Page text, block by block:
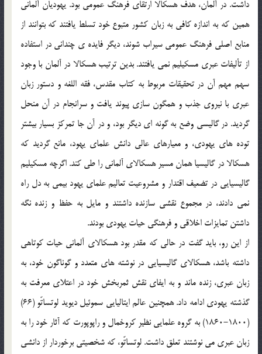
داشت. در آلمان، هدف هسكالا ارتقاي فرهنگ عمومي بود. يهوديان آلماني
همين كه به اندازه كافي به زبان كشور متبوع خود تسلط يافتند كه بتوانند از
منابع اصلي فرهنگ عمومي سيراب شوند، ديگر فايده ي چنداني در استفاده
از تأليفات عبري مسكيليم نمي يافتند. بدين ترتيب هسكالا در آلمان با وجود
سهم مهم آن در تحقيقات مربوط به كتاب مقدس، فقه اللغه و دستور زبان
عبري با نيروي جذب و همگون سازي پيوند يافت و سرانجام در آن منحل
گرديد. در گاليسي وضع به گونه اي ديگر بود، و در آن جا تمركز بسيار بيشتر
توده هاي يهودي، و معيارهاي عالي دانش علماي يهود، مانع گرديد كه
هسكالا در گاليسيا همان مسير هسكالاي آلماني را طي كند. اگرچه مسكيليم
گاليسيايي در تضعيف اقتدار و مشروعيت تعاليم علماي يهود بيمي به دل راه
نمي دادند، در مجموع نقشي سازنده داشتند و مايل به حفظ و زنده نگه
داشتن تمايزات اخلاقي و فرهنگي حيات يهودي بودند.
از اين رو، بايد گفت در حالي كه مقدر بود هسكالاي آلماني حيات كوتاهي
داشته باشد، هسكالاي گاليسيايي در نوشته هاي متعدد و گوناگون خود، به
زبان عبري، زنده ماند و به ايفاي نقش ثمربخش خود در اعتلاي معرفت به
گذشته يهودي ادامه داد. همچنين عالم ايتاليايي سموئيل ديويد لوتساتّو (66)
(1800-1860) به گروه علمايي نظير كروخمال و راپوپورت كه آثار خود را به
زبان عبري مي نوشتند تعلق داشت. لوتساتّو، كه شخصيتي برخوردار از دانشي